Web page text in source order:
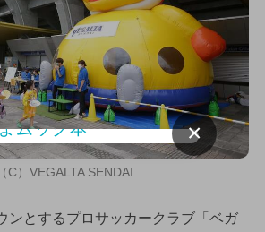
（C）VEGALTA SENDAI
ンとするプロサッカークラブ「ベガ
×